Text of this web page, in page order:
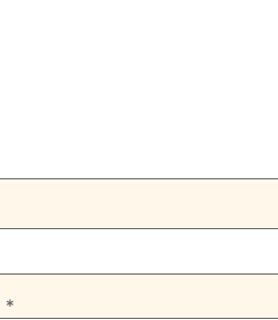
*